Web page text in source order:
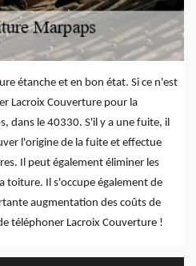
étanche et en bon état. Si ce n'est
Lacroix Couverture pour la
dans le 40330. S'il y a une fuite, il
l'origine de la fuite et effectue
Il peut également éliminer les
toiture. Il s'occupe également de
augmentation des coûts de
téléphoner Lacroix Couverture !